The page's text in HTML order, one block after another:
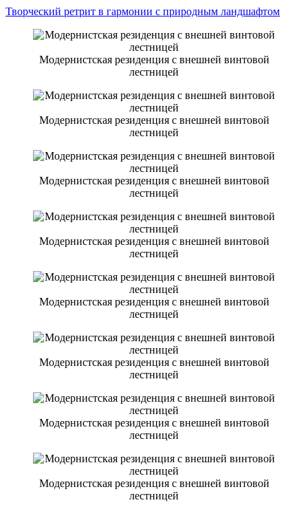
Творческий ретрит в гармонии с природным ландшафтом
Модернистская резиденция с внешней винтовой
лестницей
Модернистская резиденция с внешней винтовой
лестницей
Модернистская резиденция с внешней винтовой
лестницей
Модернистская резиденция с внешней винтовой
лестницей
Модернистская резиденция с внешней винтовой
лестницей
Модернистская резиденция с внешней винтовой
лестницей
Модернистская резиденция с внешней винтовой
лестницей
Модернистская резиденция с внешней винтовой
лестницей